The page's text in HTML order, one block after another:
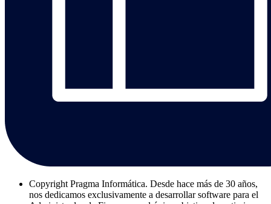
Copyright Pragma Informática. Desde hace más de 30 años,
nos dedicamos exclusivamente a desarrollar software para el